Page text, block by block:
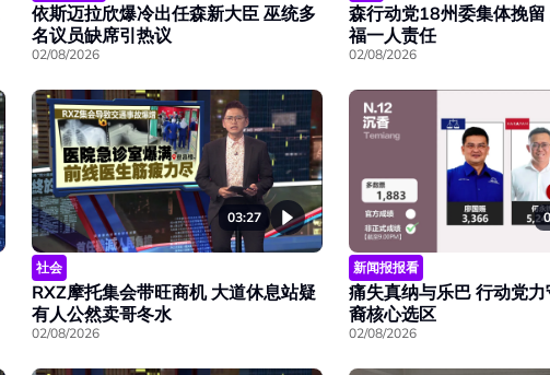
依斯迈拉欣爆冷出任森新大臣 巫统多
名议员缺席引热议
02/08/2026
森行动党18州委集体挽留
福一人责任
02/08/2026
03:27
社会
RXZ摩托集会带旺商机 大道休息站疑
有人公然卖哥冬水
02/08/2026
新闻报报看
痛失真纳与乐巴 行动党
裔核心选区
02/08/2026